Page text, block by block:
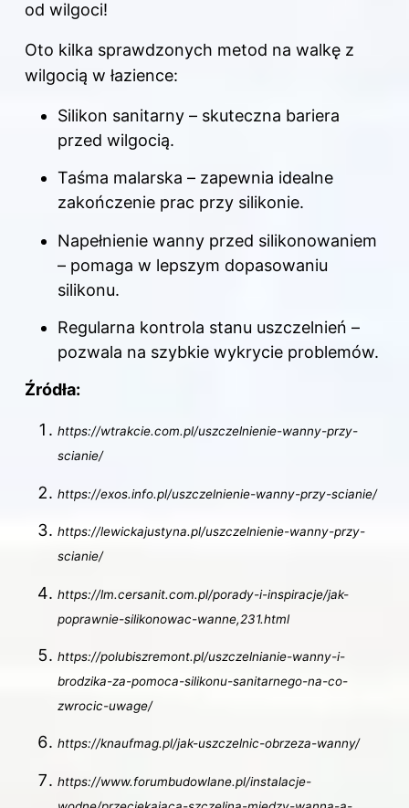
od wilgoci!
Oto kilka sprawdzonych metod na walkę z
wilgocią w łazience:
Silikon sanitarny – skuteczna bariera
przed wilgocią.
Taśma malarska – zapewnia idealne
zakończenie prac przy silikonie.
Napełnienie wanny przed silikonowaniem
– pomaga w lepszym dopasowaniu
silikonu.
Regularna kontrola stanu uszczelnień –
pozwala na szybkie wykrycie problemów.
Źródła:
https://wtrakcie.com.pl/uszczelnienie-wanny-przy-
scianie/
https://exos.info.pl/uszczelnienie-wanny-przy-scianie/
https://lewickajustyna.pl/uszczelnienie-wanny-przy-
scianie/
https://lm.cersanit.com.pl/porady-i-inspiracje/jak-
poprawnie-silikonowac-wanne,231.html
https://polubiszremont.pl/uszczelnianie-wanny-i-
brodzika-za-pomoca-silikonu-sanitarnego-na-co-
zwrocic-uwage/
https://knaufmag.pl/jak-uszczelnic-obrzeza-wanny/
https://www.forumbudowlane.pl/instalacje-